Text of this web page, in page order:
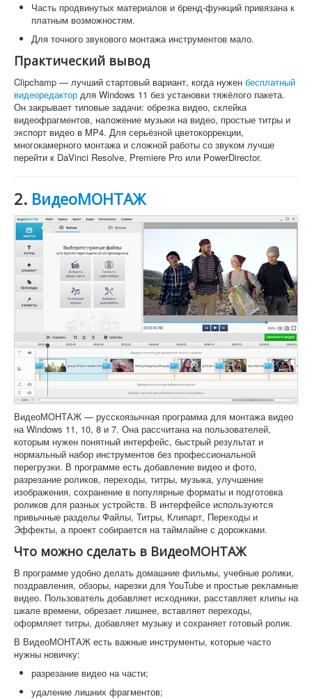
Часть продвинутых материалов и бренд-функций привязана к
платным возможностям.
Для точного звукового монтажа инструментов мало.
Практический вывод
Clipchamp — лучший стартовый вариант, когда нужен бесплатный
видеоредактор для Windows 11 без установки тяжёлого пакета.
Он закрывает типовые задачи: обрезка видео, склейка
видеофрагментов, наложение музыки на видео, простые титры и
экспорт видео в MP4. Для серьёзной цветокоррекции,
многокамерного монтажа и сложной работы со звуком лучше
перейти к DaVinci Resolve, Premiere Pro или PowerDirector.
2. ВидеоМОНТАЖ
ВидеоМОНТАЖ — русскоязычная программа для монтажа видео
на Windows 11, 10, 8 и 7. Она рассчитана на пользователей,
которым нужен понятный интерфейс, быстрый результат и
нормальный набор инструментов без профессиональной
перегрузки. В программе есть добавление видео и фото,
разрезание роликов, переходы, титры, музыка, улучшение
изображения, сохранение в популярные форматы и подготовка
роликов для разных устройств. В интерфейсе используются
привычные разделы Файлы, Титры, Клипарт, Переходы и
Эффекты, а проект собирается на таймлайне с дорожками.
Что можно сделать в ВидеоМОНТАЖ
В программе удобно делать домашние фильмы, учебные ролики,
поздравления, обзоры, нарезки для YouTube и простые рекламные
видео. Пользователь добавляет исходники, расставляет клипы на
шкале времени, обрезает лишнее, вставляет переходы,
оформляет титры, добавляет музыку и сохраняет готовый ролик.
В ВидеоМОНТАЖ есть важные инструменты, которые часто
нужны новичку:
разрезание видео на части;
удаление лишних фрагментов;